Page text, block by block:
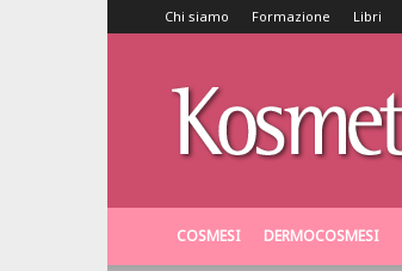
Chi siamo Formazione Libri
COSMESI DERMOCOSMESI